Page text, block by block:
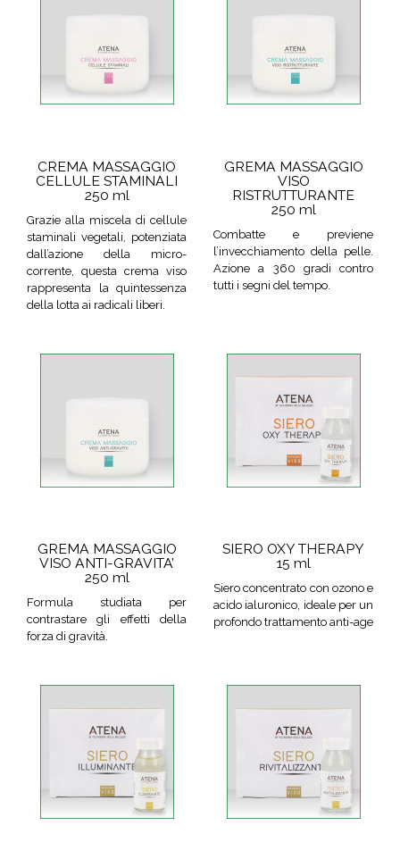
CREMA MASSAGGIO
CELLULE STAMINALI
250 ml
Grazie alla miscela di cellule
staminali vegetali, potenziata
dall’azione della micro-
corrente, questa crema viso
rappresenta la quintessenza
della lotta ai radicali liberi.
GREMA MASSAGGIO
VISO
RISTRUTTURANTE
250 ml
Combatte e previene
l’invecchiamento della pelle.
Azione a 360 gradi contro
tutti i segni del tempo.
GREMA MASSAGGIO
VISO ANTI-GRAVITA’
250 ml
Formula studiata per
contrastare gli effetti della
forza di gravità.
SIERO OXY THERAPY
15 ml
Siero concentrato con ozono e
acido ialuronico, ideale per un
profondo trattamento anti-age